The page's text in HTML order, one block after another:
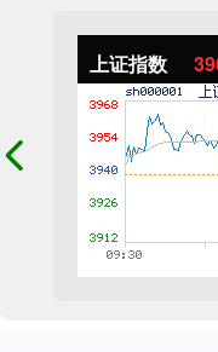
上证指数